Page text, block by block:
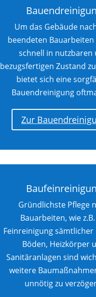
Um das Gebäude
beendeten
schnell in nutzbaren
bezugsfertigen Zustand
bietet sich eine
Bauendreinigung
Zur
Gründlichste Pflege
Bauarbeiten, wie
Feinreinigung sämtlicher
Böden, Heizkörper
Sanitäranlagen sind
weitere
unnötig zu